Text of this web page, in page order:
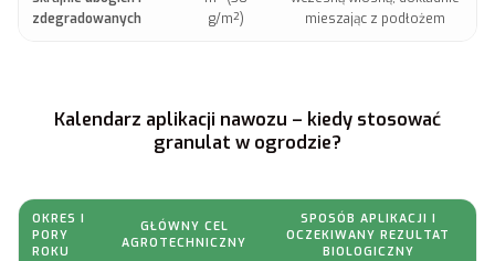
zdegradowanych
g/m²)
mieszając z podłożem
Kalendarz aplikacji nawozu – kiedy stosować
granulat w ogrodzie?
OKRES I
PORY
ROKU
GŁÓWNY CEL
AGROTECHNICZNY
SPOSÓB APLIKACJI I
OCZEKIWANY REZULTAT
BIOLOGICZNY